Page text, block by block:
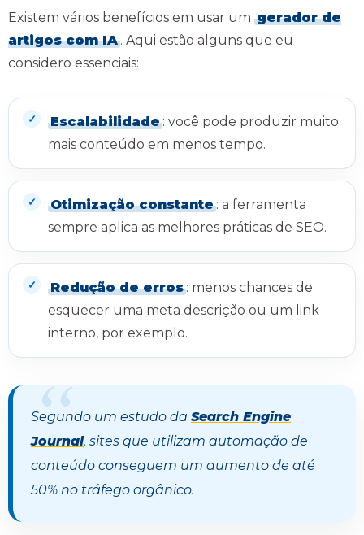
Existem vários benefícios em usar um gerador de
artigos com IA . Aqui estão alguns que eu
considero essenciais:
Escalabilidade : você pode produzir muito
mais conteúdo em menos tempo.
Otimização constante : a ferramenta
sempre aplica as melhores práticas de SEO.
Redução de erros : menos chances de
esquecer uma meta descrição ou um link
interno, por exemplo.
Segundo um estudo da Search Engine
Journal, sites que utilizam automação de
conteúdo conseguem um aumento de até
50% no tráfego orgânico.